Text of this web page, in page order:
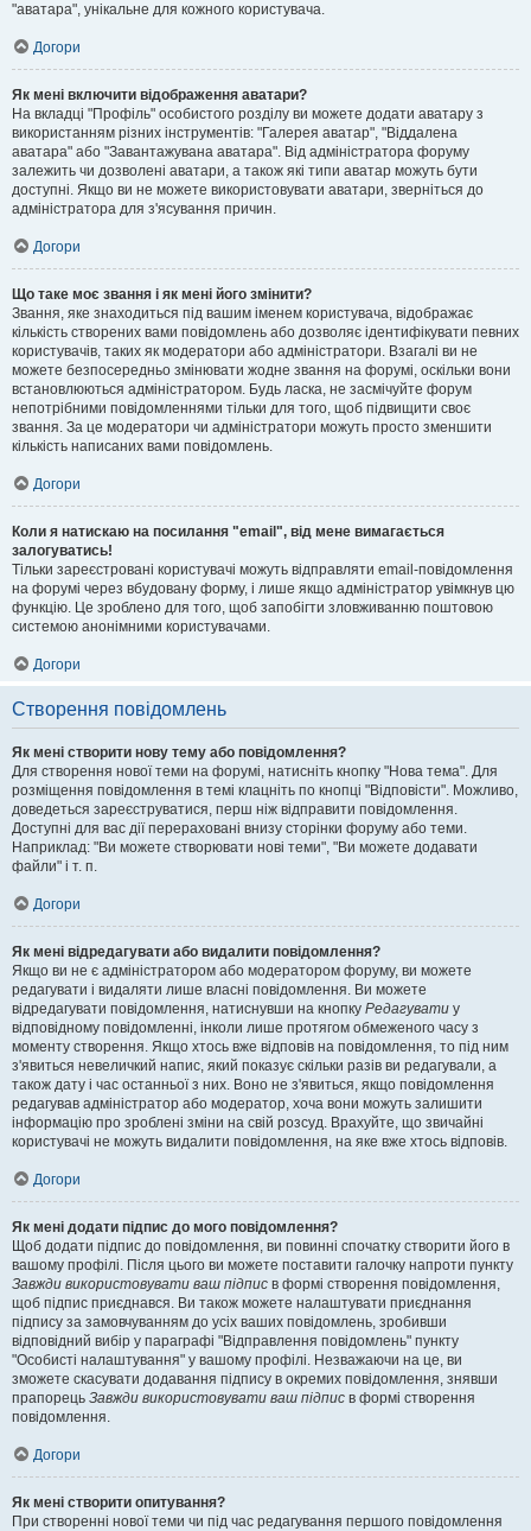
"аватара", унікальне для кожного користувача.
Догори
Як мені включити відображення аватари?
На вкладці "Профіль" особистого розділу ви можете додати аватару з
використанням різних інструментів: "Галерея аватар", "Віддалена
аватара" або "Завантажувана аватара". Від адміністратора форуму
залежить чи дозволені аватари, а також які типи аватар можуть бути
доступні. Якщо ви не можете використовувати аватари, зверніться до
адміністратора для з'ясування причин.
Догори
Що таке моє звання і як мені його змінити?
Звання, яке знаходиться під вашим іменем користувача, відображає
кількість створених вами повідомлень або дозволяє ідентифікувати певних
користувачів, таких як модератори або адміністратори. Взагалі ви не
можете безпосередньо змінювати жодне звання на форумі, оскільки вони
встановлюються адміністратором. Будь ласка, не засмічуйте форум
непотрібними повідомленнями тільки для того, щоб підвищити своє
звання. За це модератори чи адміністратори можуть просто зменшити
кількість написаних вами повідомлень.
Догори
Коли я натискаю на посилання "email", від мене вимагається
залогуватись!
Тільки зареєстровані користувачі можуть відправляти email-повідомлення
на форумі через вбудовану форму, і лише якщо адміністратор увімкнув цю
функцію. Це зроблено для того, щоб запобігти зловживанню поштовою
системою анонімними користувачами.
Догори
Створення повідомлень
Як мені створити нову тему або повідомлення?
Для створення нової теми на форумі, натисніть кнопку "Нова тема". Для
розміщення повідомлення в темі клацніть по кнопці "Відповісти". Можливо,
доведеться зареєструватися, перш ніж відправити повідомлення.
Доступні для вас дії перераховані внизу сторінки форуму або теми.
Наприклад: "Ви можете створювати нові теми", "Ви можете додавати
файли" і т. п.
Догори
Як мені відредагувати або видалити повідомлення?
Якщо ви не є адміністратором або модератором форуму, ви можете
редагувати і видаляти лише власні повідомлення. Ви можете
відредагувати повідомлення, натиснувши на кнопку Редагувати у
відповідному повідомленні, інколи лише протягом обмеженого часу з
моменту створення. Якщо хтось вже відповів на повідомлення, то під ним
з'явиться невеличкий напис, який показує скільки разів ви редагували, а
також дату і час останньої з них. Воно не з'явиться, якщо повідомлення
редагував адміністратор або модератор, хоча вони можуть залишити
інформацію про зроблені зміни на свій розсуд. Врахуйте, що звичайні
користувачі не можуть видалити повідомлення, на яке вже хтось відповів.
Догори
Як мені додати підпис до мого повідомлення?
Щоб додати підпис до повідомлення, ви повинні спочатку створити його в
вашому профілі. Після цього ви можете поставити галочку напроти пункту
Завжди використовувати ваш підпис в формі створення повідомлення,
щоб підпис приєднався. Ви також можете налаштувати приєднання
підпису за замовчуванням до усіх ваших повідомлень, зробивши
відповідний вибір у параграфі "Відправлення повідомлень" пункту
"Особисті налаштування" у вашому профілі. Незважаючи на це, ви
зможете скасувати додавання підпису в окремих повідомлення, знявши
прапорець Завжди використовувати ваш підпис в формі створення
повідомлення.
Догори
Як мені створити опитування?
При створенні нової теми чи під час редагування першого повідомлення